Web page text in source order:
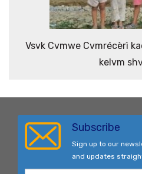
Vsvk Cvmwe Cvmrécèrì
kelvm
Subscribe
Sign up to our
and updates